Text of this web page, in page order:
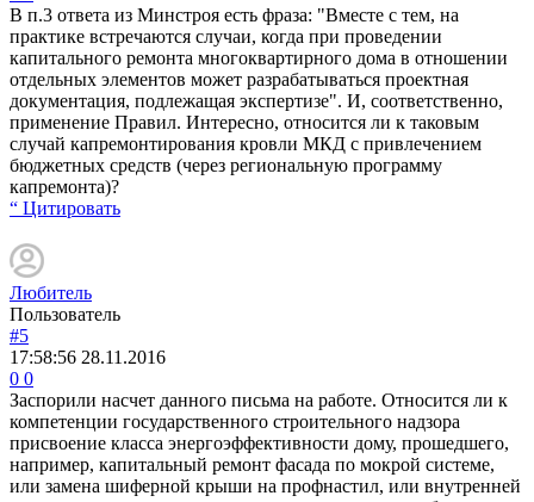
В п.3 ответа из Минстроя есть фраза: "Вместе с тем, на
практике встречаются случаи, когда при проведении
капитального ремонта многоквартирного дома в отношении
отдельных элементов может разрабатываться проектная
документация, подлежащая экспертизе". И, соответственно,
применение Правил. Интересно, относится ли к таковым
случай капремонтирования кровли МКД с привлечением
бюджетных средств (через региональную программу
капремонта)?
“ Цитировать
Любитель
Пользователь
#5
17:58:56 28.11.2016
0 0
Заспорили насчет данного письма на работе. Относится ли к
компетенции государственного строительного надзора
присвоение класса энергоэффективности дому, прошедшего,
например, капитальный ремонт фасада по мокрой системе,
или замена шиферной крыши на профнастил, или внутренней